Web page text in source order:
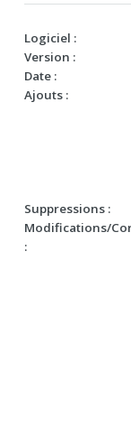
Logiciel :
Version :
Date :
Ajouts :
Suppressions :
Modifications/
: